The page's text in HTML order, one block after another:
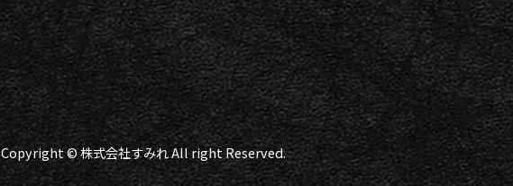
Copyright © 株式会社すみれ All right Reserved.